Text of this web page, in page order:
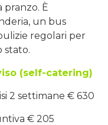
pranzo. È
un bus
regolari per
stato.
(self-catering)
2 settimane € 630
€ 205